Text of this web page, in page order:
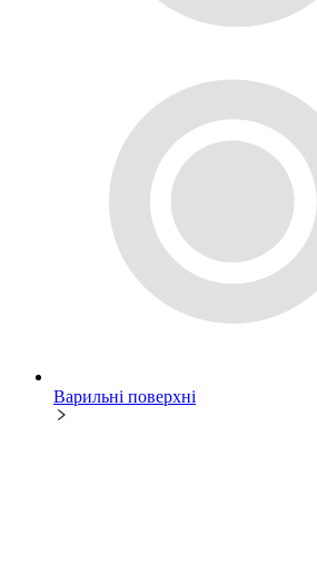
Варильні поверхні